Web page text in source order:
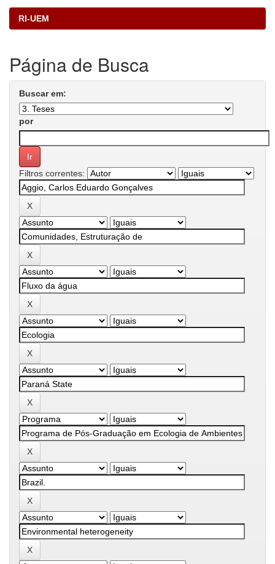
RI-UEM
Página de Busca
Buscar em:
por
Filtros correntes: